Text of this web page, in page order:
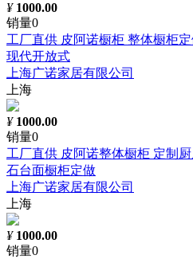
¥ 1000.00
销量0
工厂直供 皮阿诺橱柜 整体橱柜
现代开放式
上海广诺家居有限公司
上海
¥ 1000.00
销量0
工厂直供 皮阿诺整体橱柜 定制
石台面橱柜定做
上海广诺家居有限公司
上海
¥ 1000.00
销量0